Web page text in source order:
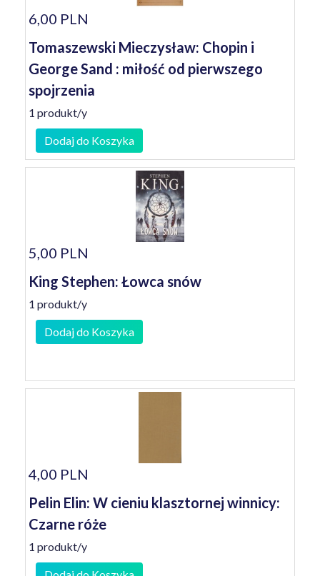
6,00 PLN
Tomaszewski Mieczysław: Chopin i
George Sand : miłość od pierwszego
spojrzenia
1 produkt/y
Dodaj do Koszyka
5,00 PLN
King Stephen: Łowca snów
1 produkt/y
Dodaj do Koszyka
4,00 PLN
Pelin Elin: W cieniu klasztornej winnicy:
Czarne róże
1 produkt/y